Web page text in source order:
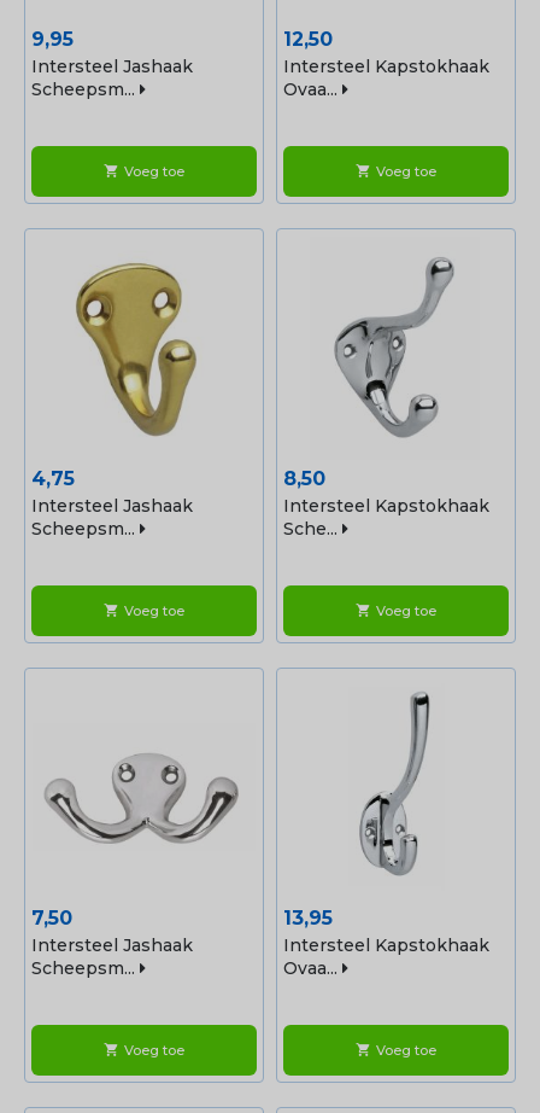
Prijs
9,95
Intersteel Jashaak
Scheepsm...
shopping_cart Voeg toe
Prijs
12,50
Intersteel Kapstokhaak
Ovaa...
shopping_cart Voeg toe
Prijs
4,75
Intersteel Jashaak
Scheepsm...
shopping_cart Voeg toe
Prijs
8,50
Intersteel Kapstokhaak
Sche...
shopping_cart Voeg toe
Prijs
7,50
Intersteel Jashaak
Scheepsm...
shopping_cart Voeg toe
Prijs
13,95
Intersteel Kapstokhaak
Ovaa...
shopping_cart Voeg toe